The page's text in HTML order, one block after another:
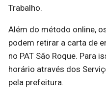
Trabalho.
Além do método online,
podem retirar a carta de
no PAT São Roque. Para
horário através dos
pela prefeitura.